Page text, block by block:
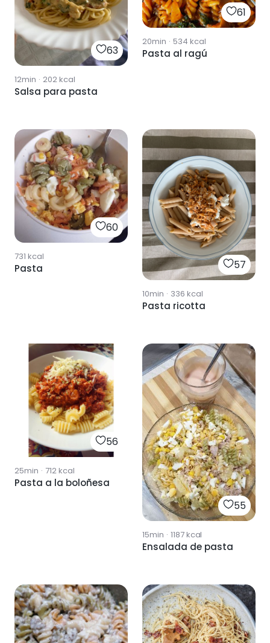
63
12min · 202kcal
Salsa para pasta
61
20min · 534 kcal
Pasta al ragú
60
731 kcal
Pasta 57
10min · 336 kcal
Pasta ricotta
56
25min · 712kcal
Pasta a la boloñesa
55
15min · 1187kcal
Ensalada de pasta